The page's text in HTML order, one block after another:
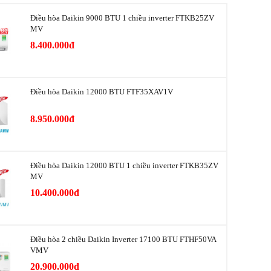
Máy nén
Cao) 1.5 / 2.9 m3/phút
Màng lọc thô
Có
Có
Điều hòa Daikin 9000 BTU 1 chiều inverter FTKB25ZV
MV
8.400.000đ
Điều hòa Daikin 12000 BTU FTF35XAV1V
8.950.000đ
Điều hòa Daikin 12000 BTU 1 chiều inverter FTKB35ZV
MV
10.400.000đ
Điều hòa 2 chiều Daikin Inverter 17100 BTU FTHF50VA
VMV
20.900.000đ